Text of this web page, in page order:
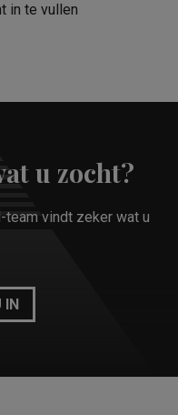
in te vullen
u zocht?
team vindt zeker wat u
IN